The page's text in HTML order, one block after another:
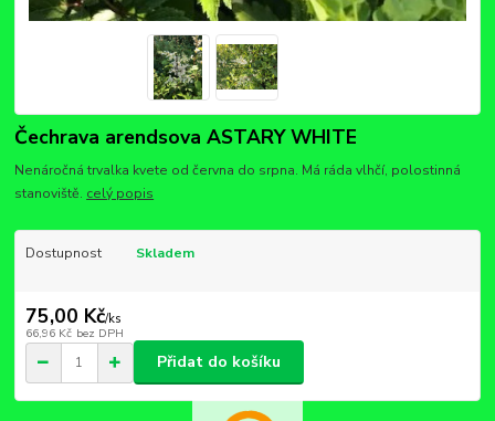
Čechrava arendsova ASTARY WHITE
Nenáročná trvalka kvete od června do srpna. Má ráda vlhčí, polostinná
stanoviště. celý popis
Dostupnost Skladem
75,00 Kč/ks
66,96 Kč bez DPH
Přidat do košíku